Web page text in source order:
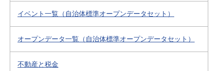
イベント一覧（自治体標準オープンデータセット）
オープンデータ一覧（自治体標準オープンデータセット）
不動産と税金